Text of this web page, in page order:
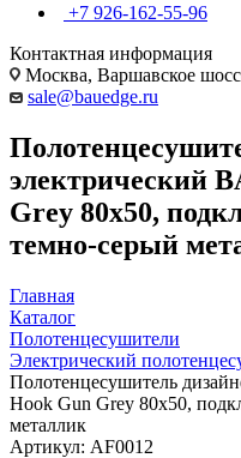
+7 926-162-55-96
Контактная информация
Москва, Варшавское
sale@bauedge.ru
электрический
Grey 80х50,
темно-серый
Главная
Каталог
Полотенцесушители
Электрический
Полотенцесушитель
Hook Gun Grey 80х50,
металлик
Артикул: AF0012